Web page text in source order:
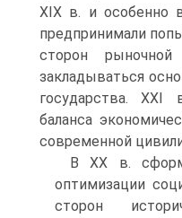
XIX в. и особенно
предпринимали
сторон
закладываться
государства.
баланса
современной
В XX в.
оптимизации
сторон